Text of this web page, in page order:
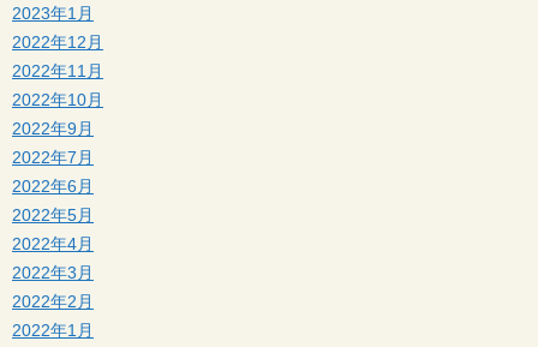
2023年1月
2022年12月
2022年11月
2022年10月
2022年9月
2022年7月
2022年6月
2022年5月
2022年4月
2022年3月
2022年2月
2022年1月